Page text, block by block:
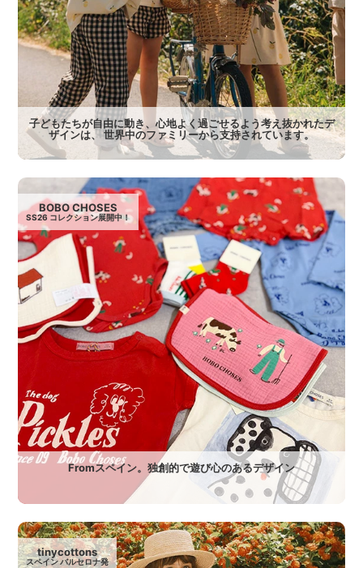
子どもたちが自由に動き、心地よく過ごせるよう考え抜かれたデ
ザインは、 世界中のファミリーから支持されています。
BOBO CHOSES
SS26 コレクション展開中！
Fromスペイン。独創的で遊び心のあるデザイン
tinycottons
スペイン バルセロナ発